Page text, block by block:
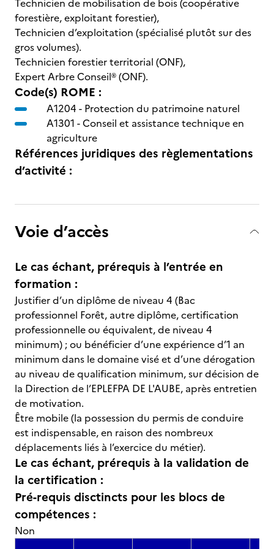
Technicien de mobilisation de bois (coopérative
forestière, exploitant forestier),
Technicien d’exploitation (spécialisé plutôt sur des
gros volumes).
Technicien forestier territorial (ONF),
Expert Arbre Conseil® (ONF).
Code(s) ROME :
A1204 - Protection du patrimoine naturel
A1301 -Conseil et assistance technique en
agriculture
Références juridiques des règlementations
d’activité :
Voie d’accès
Le cas échant, prérequis à l’entrée en
formation :
Justifier d’un diplôme de niveau 4 (Bac
professionnel Forêt, autre diplôme, certification
professionnelle ou équivalent, de niveau 4
minimum) ; ou bénéficier d’une expérience d’1 an
minimum dans le domaine visé et d’une dérogation
au niveau de qualification minimum, sur décision de
la Direction de l’EPLEFPA DE L'AUBE, après entretien
de motivation.
Être mobile (la possession du permis de conduire
est indispensable, en raison des nombreux
déplacements liés à l’exercice du métier).
Le cas échant, prérequis à la validation de
la certification :
Pré-requis disctincts pour les blocs de
compétences :
Non